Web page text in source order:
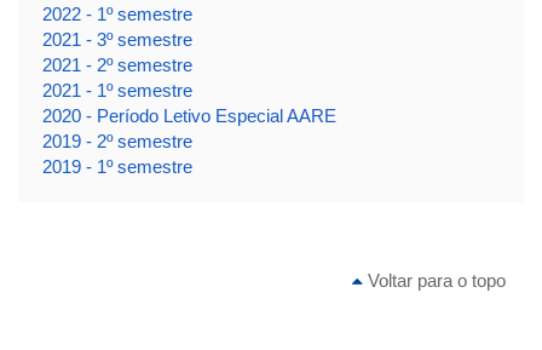
2022 - 1º semestre
2021 - 3º semestre
2021 - 2º semestre
2021 - 1º semestre
2020 - Período Letivo Especial AARE
2019 - 2º semestre
2019 - 1º semestre
Voltar para o topo